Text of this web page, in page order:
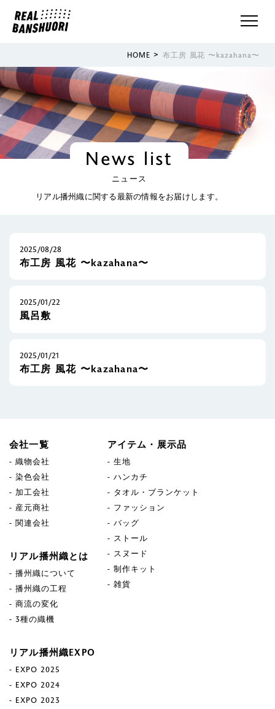
HOME > 布工房 風花 〜kazahana〜
News list
ニュース
リアル播州織に関する最新の情報をお届けします。
2025/08/28
布工房 風花 〜kazahana〜
2025/01/22
風呂敷
2025/01/21
布工房 風花 〜kazahana〜
会社一覧
織物会社
染色会社
加工会社
産元商社
関連会社
リアル播州織とは
播州織について
播州織の工程
商流の変化
3種の織機
アイテム・展示品
生地
ハンカチ
タオル・ブランケット
ファッション
バッグ
ストール
スヌード
制作キット
雑貨
リアル播州織EXPO
EXPO 2025
EXPO 2024
EXPO 2023